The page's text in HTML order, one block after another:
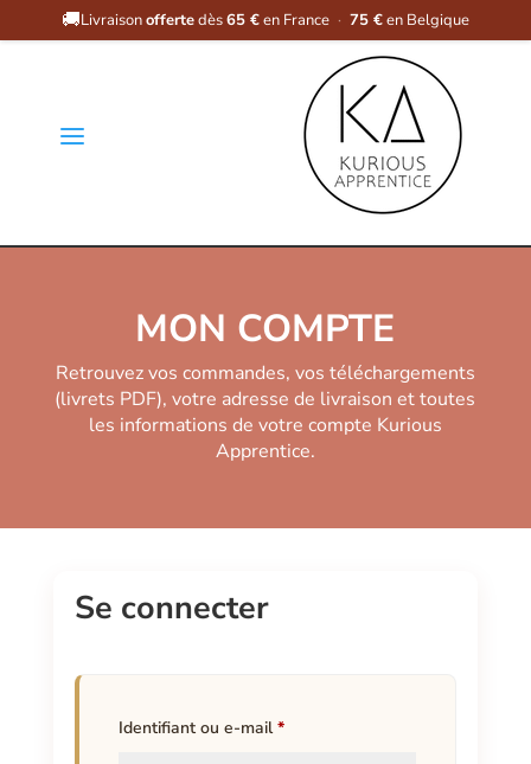
🚚Livraisonoffertedès65 €en France · 75 €en Belgique
a
MON COMPTE
Retrouvez vos commandes, vos téléchargements
(livrets PDF), votre adresse de livraison et toutes
les informations de votre compte Kurious
Apprentice.
Se connecter
Identifiant ou e-mail*Obligatoire